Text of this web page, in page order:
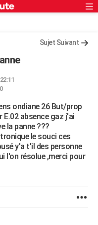
Sujet Suivant
ondiane 26 But/prop
E.02 absence gaz j'ai
la panne ???
le souci ces
y'a t'il des personne
l'on résolue ,merci pour